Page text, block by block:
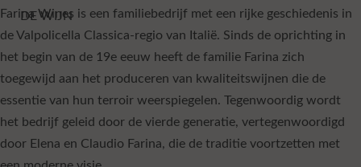
DE WIJN
Farina Wines is een familiebedrijf met een rijke geschiedenis in
de Valpolicella Classica-regio van Italië. Sinds de oprichting in
het begin van de 19e eeuw heeft de familie Farina zich
toegewijd aan het produceren van kwaliteitswijnen die de
essentie van hun terroir weerspiegelen. Tegenwoordig wordt
het bedrijf geleid door de vierde generatie, vertegenwoordigd
door Elena en Claudio Farina, die de traditie voortzetten met